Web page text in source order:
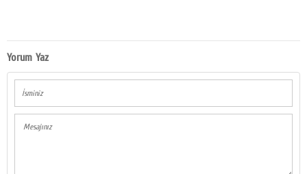
Yorum Yaz